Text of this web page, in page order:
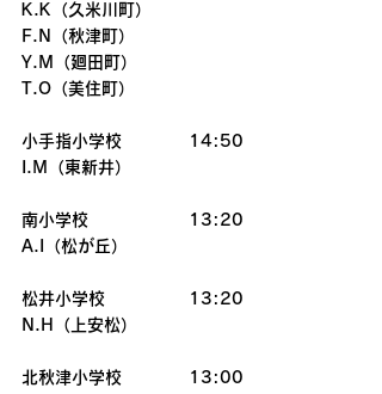
K.K（久米川町）
F.N（秋津町）
Y.M（廻田町）
T.O（美住町）
小手指小学校　　　　14:50
I.M（東新井）
南小学校　　　　　　13:20
A.I（松が丘）
松井小学校　　　　　13:20
N.H（上安松）
北秋津小学校　　　　13:00